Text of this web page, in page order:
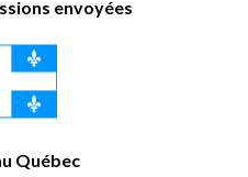
envoyées
Québec